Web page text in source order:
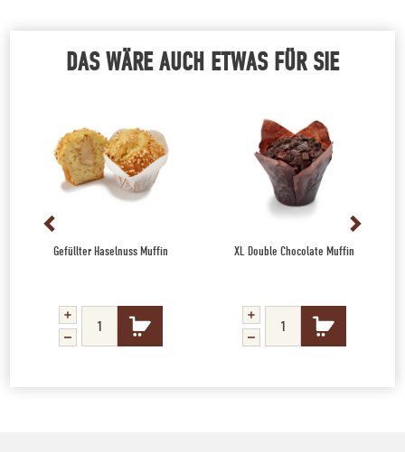
DAS WÄRE AUCH ETWAS FÜR SIE
Gefüllter Haselnuss Muffin XL Double Chocolate Muffin